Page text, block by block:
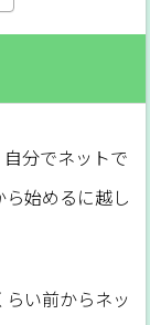
分でネットで
始めるに越し
い前からネッ